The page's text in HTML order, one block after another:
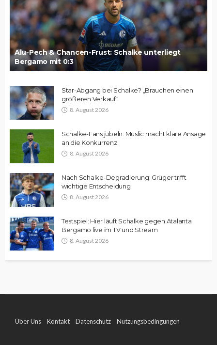
Alu-Pech & Chancen-Frust: Schalke unterliegt
Bergamo mit 0:3
Star-Abgang bei Schalke? „Brauchen einen
größeren Verkauf“
8. August 2026
Schalke-Fans jubeln: Muslic macht klare Ansage
an die Konkurrenz
8. August 2026
Nach Schalke-Degradierung: Grüger trifft
wichtige Entscheidung
8. August 2026
Testspiel: Hier läuft Schalke gegen Atalanta
Bergamo live im TV und Stream
8. August 2026
Über Uns Kontakt Datenschutz Nutzungsbedingungen